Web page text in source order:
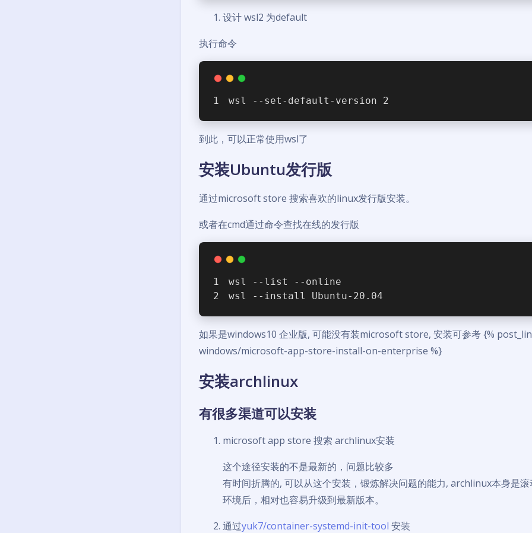
设计 wsl2 为default
执行命令
wsl --set-default-version 2
到此，可以正常使用wsl了
安装Ubuntu发行版
通过microsoft store 搜索喜欢的linux发行版安装。
或者在cmd通过命令查找在线的发行版
wsl --list --online
wsl --install Ubuntu-20.04
如果是windows10 企业版, 可能没有装microsoft store, 安装可参考 {%
windows/microsoft-app-store-install-on-enterprise %}
安装archlinux
有很多渠道可以安装
microsoft app store 搜索 archlinux安装
这个途径安装的不是最新的，问题比较多
有时间折腾的, 可以从这个安装，锻炼解决问题的能力, archlinux本身是
环境后，相对也容易升级到最新版本。
通过yuk7/container-systemd-init-tool 安装